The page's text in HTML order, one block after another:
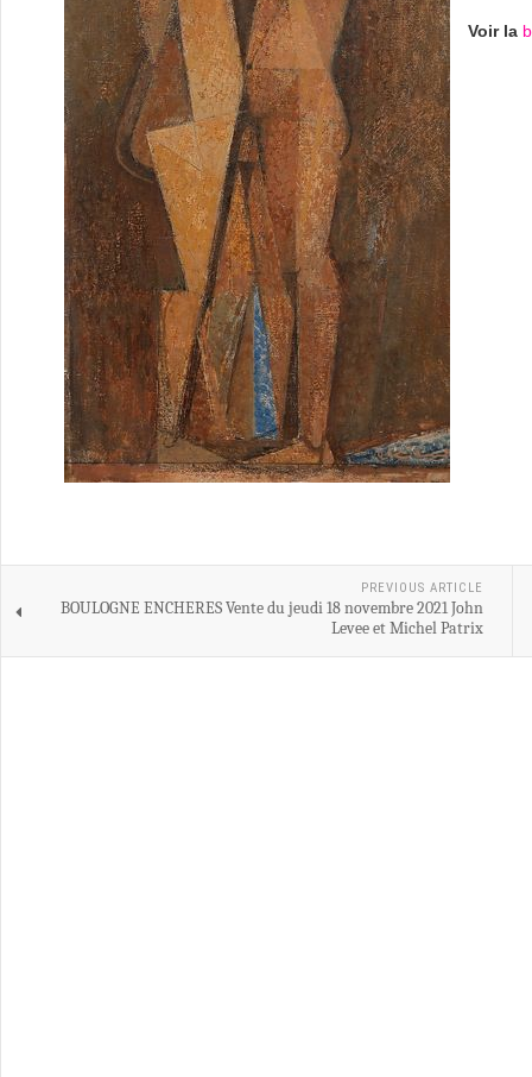
Voir la
PREVIOUS ARTICLE
BOULOGNE ENCHERES Vente du jeudi 18 novembre 2021 John
Levee et Michel Patrix